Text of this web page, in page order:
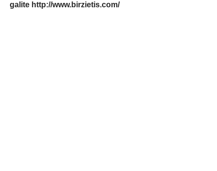
galite http://www.birzietis.com/